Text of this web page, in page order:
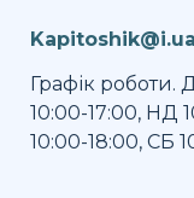
Kapitoshik@i.ua
Графік роботи.
10:00-17:00, НД
10:00-18:00, СБ